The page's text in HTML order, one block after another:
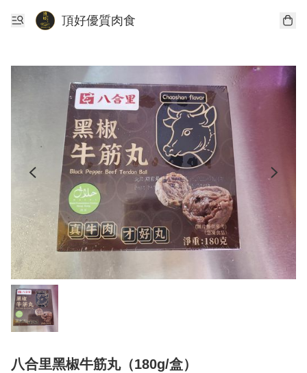
頂好優質肉食
八合里黑椒牛筋丸（180g/盒）